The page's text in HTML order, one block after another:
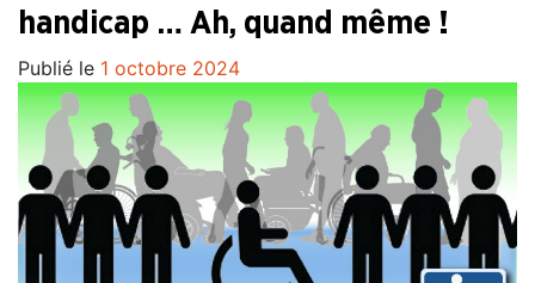
handicap … Ah, quand même !
Publié le 1 octobre 2024